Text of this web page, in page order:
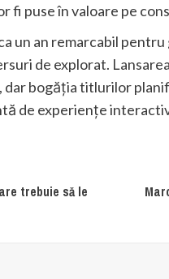
puse în valoare pe
un an remarcabil
de explorat.
bogăția titlurilor
de experiențe
trebuie să le